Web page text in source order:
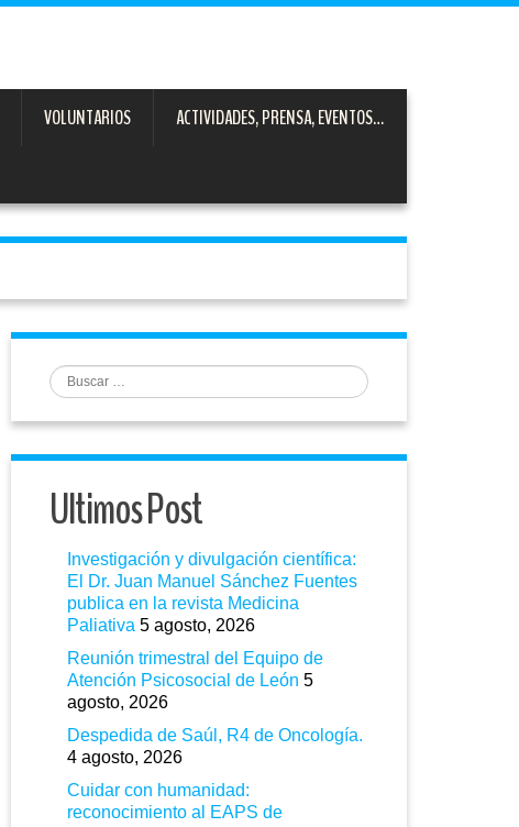
VOLUNTARIOS ACTIVIDADES, PRENSA, EVENTOS…
Buscar
Ultimos Post
Investigación y divulgación científica:
El Dr. Juan Manuel Sánchez Fuentes
publica en la revista Medicina
Paliativa 5 agosto, 2026
Reunión trimestral del Equipo de
Atención Psicosocial de León 5
agosto, 2026
Despedida de Saúl, R4 de Oncología.
4 agosto, 2026
Cuidar con humanidad:
reconocimiento al EAPS de